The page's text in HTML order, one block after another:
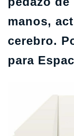
manos,
cerebro.
para